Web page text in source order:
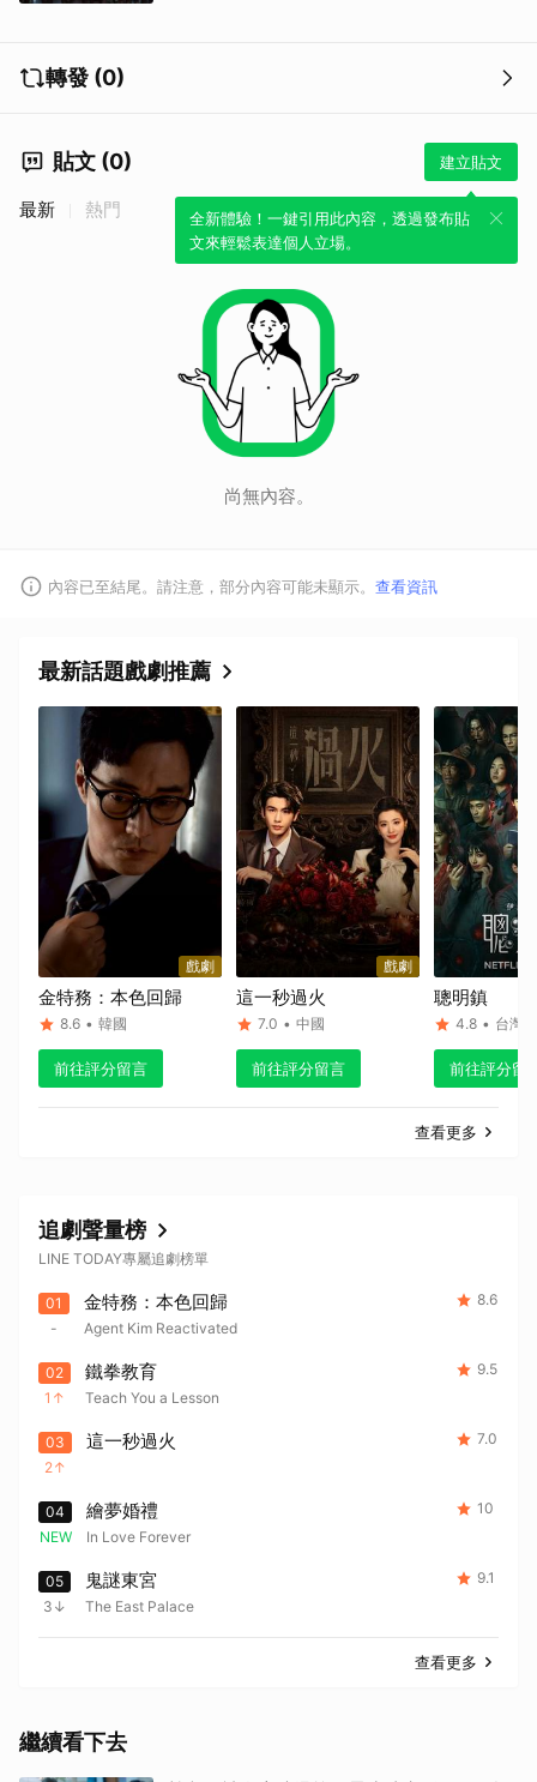
轉發 (0)
貼文 (0) 建立貼文
全新體驗！一鍵引用此內容，透過發布貼
文來輕鬆表達個人立場。
最新 熱門
尚無內容。
內容已至結尾。請注意，部分內容可能未顯示。 查看資訊
最新話題戲劇推薦
戲劇
金特務：本色回歸
8.6 • 韓國
前往評分留言
戲劇
這一秒過火
7.0 • 中國
前往評分留言
聰明鎮
4.8 • 台灣
前往評分留
查看更多
追劇聲量榜
LINE TODAY專屬追劇榜單
01
-
金特務：本色回歸
Agent Kim Reactivated
8.6
02
1
鐵拳教育
Teach You a Lesson
9.5
03
2
這一秒過火 7.0
04
NEW
繪夢婚禮
In Love Forever
10
05
3
鬼謎東宮
The East Palace
9.1
查看更多
繼續看下去